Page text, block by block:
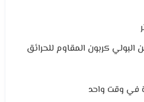
كربون المقاوم للحرائق
في وقت واحد